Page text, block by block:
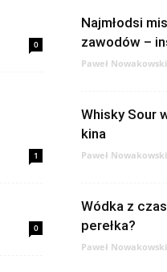
0
Najmłodsi
zawodów –
Paweł Nowakowski
1
Whisky Sour
kina
Paweł Nowakowski
0
Wódka z
perełka?
Paweł Nowakowski